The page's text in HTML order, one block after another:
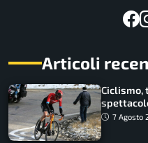
Articoli
Ciclismo,
come
7 Agosto